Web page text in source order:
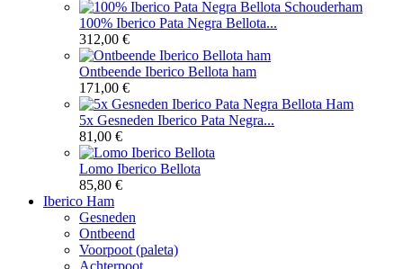
100% Iberico Pata Negra Bellota...
312,00 €
Ontbeende Iberico Bellota ham
171,00 €
5x Gesneden Iberico Pata Negra...
81,00 €
Lomo Iberico Bellota
85,80 €
Iberico Ham
Gesneden
Ontbeend
Voorpoot (paleta)
Achterpoot